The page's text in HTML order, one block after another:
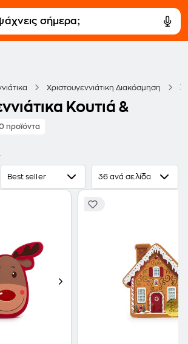
Χριστουγεννιάτικη Διακόσμηση
Κουτιά &
προϊόντα
Best seller 36 ανά σελίδα